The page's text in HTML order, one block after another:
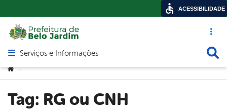
Acesso
Abrir menu principal de navegação
Serviços e Informações
Você está aqui:
>
Tag: RG ou CNH
ACESSIBILIDADE